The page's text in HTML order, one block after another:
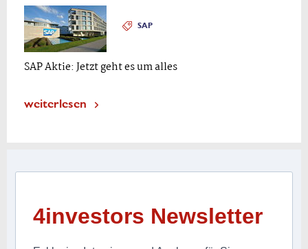
SAP
SAP Aktie: Jetzt geht es um alles
weiterlesen
4investors Newsletter